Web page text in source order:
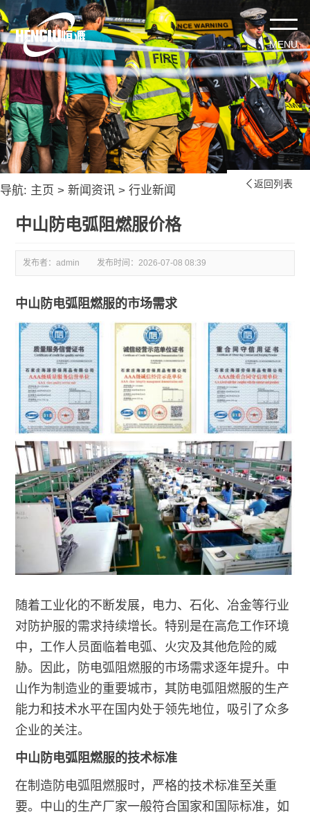
导航: 主页 > 新闻资讯 > 行业新闻  返回列表
中山防电弧阻燃服价格
发布者：admin 发布时间：2026-07-08 08:39
中山防电弧阻燃服的市场需求
随着工业化的不断发展，电力、石化、冶金等行业
对防护服的需求持续增长。特别是在高危工作环境
中，工作人员面临着电弧、火灾及其他危险的威
胁。因此，防电弧阻燃服的市场需求逐年提升。中
山作为制造业的重要城市，其防电弧阻燃服的生产
能力和技术水平在国内处于领先地位，吸引了众多
企业的关注。
中山防电弧阻燃服的技术标准
在制造防电弧阻燃服时，严格的技术标准至关重
要。中山的生产厂家一般符合国家和国际标准，如